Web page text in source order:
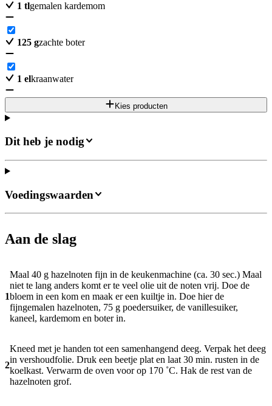
1 tlgemalen kardemom
125 gzachte boter
1 elkraanwater
Kies producten
Dit heb je nodig
Aan de slag
1
Maal 40 g hazelnoten fijn in de keukenmachine (ca. 30 sec.) Maal
niet te lang anders komt er te veel olie uit de noten vrij. Doe de
bloem in een kom en maak er een kuiltje in. Doe hier de
fijngemalen hazelnoten, 75 g poedersuiker, de vanillesuiker,
kaneel, kardemom en boter in.
2
Kneed met je handen tot een samenhangend deeg. Verpak het deeg
in vershoudfolie. Druk een beetje plat en laat 30 min. rusten in de
koelkast. Verwarm de oven voor op 170 ˚C. Hak de rest van de
hazelnoten grof.
Voedingswaarden